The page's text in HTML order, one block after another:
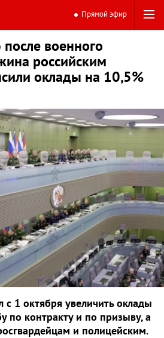
Прямой эфир
военного
российским
оклады на 10,5%
с 1 октября увеличить оклады
по контракту и по призыву, а
и полицейским.